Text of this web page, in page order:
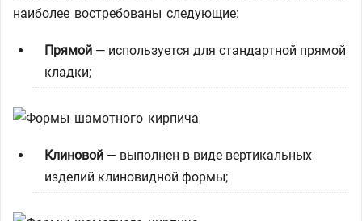
наиболее востребованы следующие:
Прямой — используется для стандартной прямой
кладки;
Клиновой — выполнен в виде вертикальных
изделий клиновидной формы;